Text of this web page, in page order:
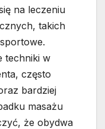
na leczeniu
takich
techniki w
często
bardziej
masażu
że obydwa